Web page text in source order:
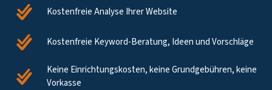
Kostenfreie Analyse Ihrer Website
Kostenfreie Keyword-Beratung, Ideen und Vorschläge
Keine Einrichtungskosten, keine Grundgebühren, keine
Vorkasse